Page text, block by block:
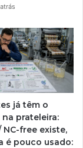
já têm o
na prateleira:
NC-free existe,
é pouco usado: